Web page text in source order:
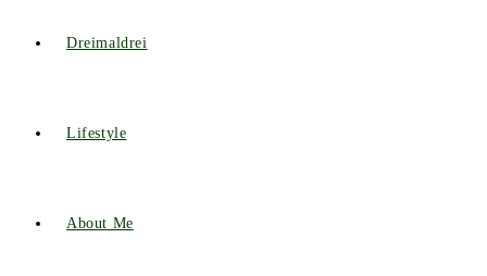
Dreimaldrei
Lifestyle
About Me